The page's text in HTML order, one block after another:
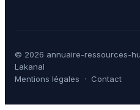
© 2026 annuaire-ressources-
Lakanal
Mentions légales · Contact